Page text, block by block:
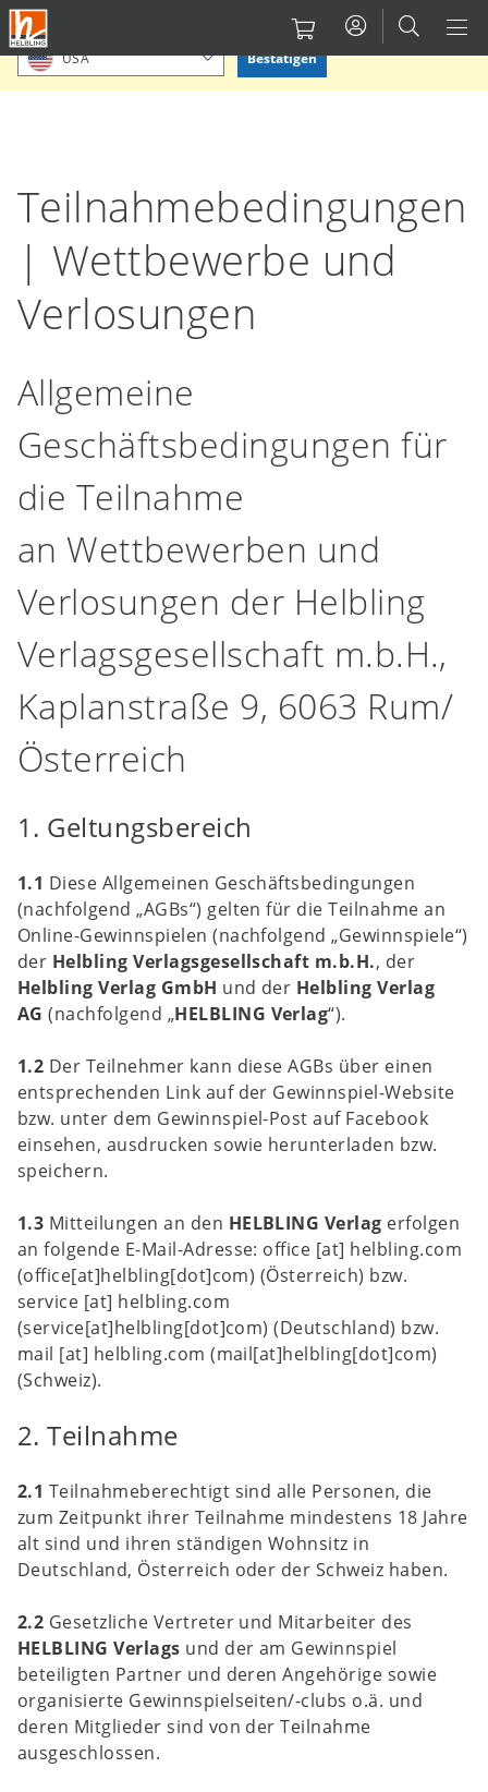
Direkt
zum
Inhalt
Bitte Standort bestätigen oder einen anderen auswählen.
USA Bestätigen
Teilnahmebedingungen
| Wettbewerbe und
Verlosungen
Allgemeine
Geschäftsbedingungen für
die Teilnahme
an Wettbewerben und
Verlosungen der Helbling
Verlagsgesellschaft m.b.H.,
Kaplanstraße 9, 6063 Rum/
Österreich
1. Geltungsbereich
1.1 Diese Allgemeinen Geschäftsbedingungen
(nachfolgend „AGBs“) gelten für die Teilnahme an
Online-Gewinnspielen (nachfolgend „Gewinnspiele“)
der Helbling Verlagsgesellschaft m.b.H., der
Helbling Verlag GmbH und der Helbling Verlag
AG(nachfolgend „HELBLING Verlag“).
1.2 Der Teilnehmer kann diese AGBs über einen
entsprechenden Link auf der Gewinnspiel-Website
bzw. unter dem Gewinnspiel-Post auf Facebook
einsehen, ausdrucken sowie herunterladen bzw.
speichern.
1.3 Mitteilungen an den HELBLING Verlag erfolgen
an folgende E-Mail-Adresse: office [at] helbling.com
(office[at]helbling[dot]com) (Österreich) bzw.
service [at] helbling.com
(service[at]helbling[dot]com) (Deutschland) bzw.
mail [at] helbling.com (mail[at]helbling[dot]com)
(Schweiz).
2. Teilnahme
2.1 Teilnahmeberechtigt sind alle Personen, die
zum Zeitpunkt ihrer Teilnahme mindestens 18 Jahre
alt sind und ihren ständigen Wohnsitz in
Deutschland, Österreich oder der Schweiz haben.
2.2 Gesetzliche Vertreter und Mitarbeiter des
HELBLING Verlags und der am Gewinnspiel
beteiligten Partner und deren Angehörige sowie
organisierte Gewinnspielseiten/-clubs o.ä. und
deren Mitglieder sind von der Teilnahme
ausgeschlossen.